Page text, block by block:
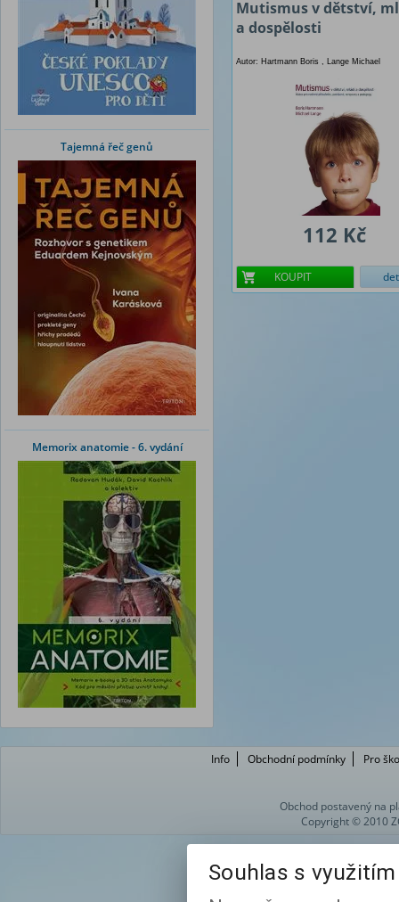
Tajemná řeč genů
Memorix anatomie - 6. vydání
Mutismus v dětství,
a dospělosti
Autor: Hartmann Boris , Lange Michael
112 Kč
KOUPIT
Info Obchodní podmínky Pro
Obchod postavený na
Copyright © 2010
Souhlas s